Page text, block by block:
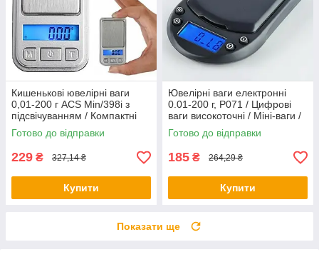
Кишенькові ювелірні ваги
0,01-200 г ACS Min/398i з
підсвічуванням / Компактні
електронні міні ваги
Готово до відправки
229 ₴ 327,14 ₴
Купити
Ювелірні ваги електронні
0.01-200 г, P071 / Цифрові
ваги високоточні / Міні-ваги /
Ваги для ювелірних виробів
Готово до відправки
185 ₴ 264,29 ₴
Купити
Показати ще